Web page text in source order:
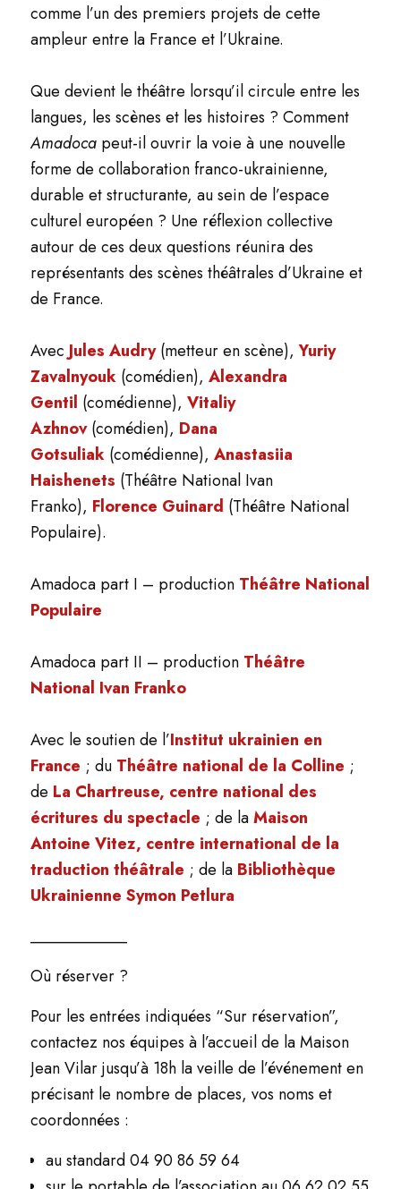
comme l’un des premiers projets de cette
ampleur entre la France et l’Ukraine.
Que devient le théâtre lorsqu’il circule entre les
langues, les scènes et les histoires ? Comment
Amadocapeut-il ouvrir la voie à une nouvelle
forme de collaboration franco-ukrainienne,
durable et structurante, au sein de l’espace
culturel européen ? Une réflexion collective
autour de ces deux questions réunira des
représentants des scènes théâtrales d’Ukraine et
de France.
Avec Jules Audry(metteur en scène),Yuriy
Zavalnyouk(comédien), Alexandra
Gentil (comédienne), Vitaliy
Azhnov(comédien), Dana
Gotsuliak (comédienne), Anastasiia
Haishenets (Théâtre National Ivan
Franko), Florence Guinard (Théâtre National
Populaire).
Amadoca part I – production Théâtre National
Populaire
Amadoca part II – production Théâtre
National Ivan Franko
Avec le soutien de l’Institut ukrainien en
France ; du Théâtre national de la Colline ;
de La Chartreuse, centre national des
écritures du spectacle ; de laMaison
Antoine Vitez, centre international de la
traduction théâtrale ; de la Bibliothèque
Ukrainienne Symon Petlura
____________
Où réserver ?
Pour les entrées indiquées “Sur réservation”,
contactez nos équipes à l’accueil de la Maison
Jean Vilar jusqu’à 18h la veille de l’événement en
précisant le nombre de places, vos noms et
coordonnées :
au standard 04 90 86 59 64